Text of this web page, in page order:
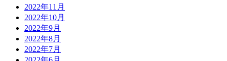
2022年11月
2022年10月
2022年9月
2022年8月
2022年7月